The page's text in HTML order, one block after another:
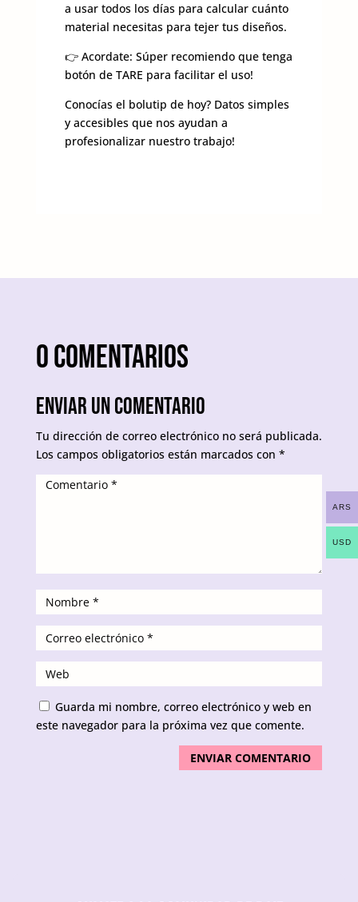
a usar todos los días para calcular cuánto
material necesitas para tejer tus diseños.
👉 Acordate: Súper recomiendo que tenga
botón de TARE para facilitar el uso!
Conocías el bolutip de hoy? Datos simples
y accesibles que nos ayudan a
profesionalizar nuestro trabajo!
0 comentarios
Enviar un comentario
Tu dirección de correo electrónico no será publicada.
Los campos obligatorios están marcados con *
Guarda mi nombre, correo electrónico y web en
este navegador para la próxima vez que comente.
ENVIAR COMENTARIO
ARS
USD